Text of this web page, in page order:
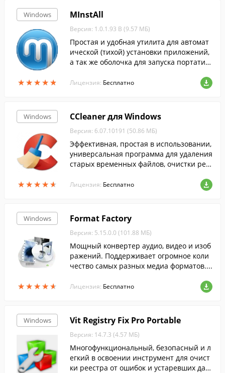
Windows
★★★★★
★★★★★
MInstAll
Версия: 1.0.1.93 B (9.57 МБ)
Простая и удобная утилита для автомат
ической (тихой) установки приложений,
а так же оболочка для запуска портатив
Лицензия: Бесплатно
Windows
★★★★★
★★★★★
CCleaner для Windows
Версия: 6.07.10191 (50.86 МБ)
Эффективная, простая в использовании,
универсальная программа для удаления
старых временных файлов, очистки рее
Лицензия: Бесплатно
Windows
★★★★★
★★★★★
Format Factory
Версия: 5.15.0.0 (101.88 МБ)
Мощный конвертер аудио, видео и изоб
ражений. Поддерживает огромное коли
чество самых разных медиа форматов....
Лицензия: Бесплатно
Windows Vit Registry Fix Pro Portable
Версия: 14.7.3 (4.57 МБ)
Многофункциональный, безопасный и л
егкий в освоении инструмент для очист
ки реестра от ошибок и устаревших дан